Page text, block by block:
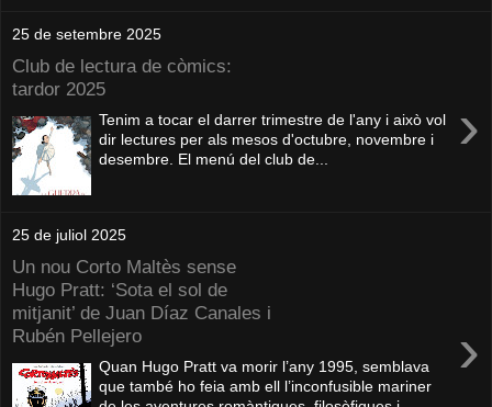
25 de setembre 2025
Club de lectura de còmics:
tardor 2025
›
Tenim a tocar el darrer trimestre de l'any i això vol
dir lectures per als mesos d'octubre, novembre i
desembre. El menú del club de...
25 de juliol 2025
Un nou Corto Maltès sense
Hugo Pratt: ‘Sota el sol de
mitjanit’ de Juan Díaz Canales i
Rubén Pellejero
›
Quan Hugo Pratt va morir l’any 1995, semblava
que també ho feia amb ell l’inconfusible mariner